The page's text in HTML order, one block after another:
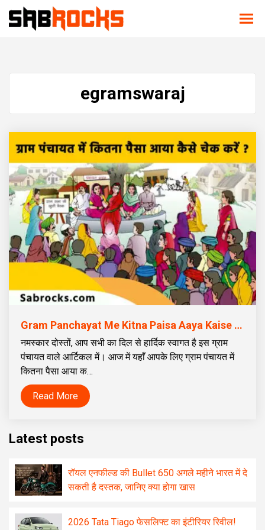
egramswaraj
Gram Panchayat Me Kitna Paisa Aaya Kaise Check Kare | ग्राम पंचायत में कितना पैसा आया कैसे चेक करें
नमस्कार दोस्तों, आप सभी का दिल से हार्दिक स्वागत है इस ग्राम
पंचायत वाले आर्टिकल में। आज में यहाँ आपके लिए ग्राम पंचायत में
कितना पैसा आया क…
Read More
Latest posts
रॉयल एनफील्ड की Bullet 650 अगले महीने भारत में दे
सकती है दस्तक, जानिए क्या होगा खास
2026 Tata Tiago फेसलिफ्ट का इंटीरियर रिवील!